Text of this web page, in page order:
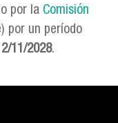
por la Comisión
por un período
11/2028.